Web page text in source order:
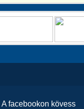
A facebookon kövess